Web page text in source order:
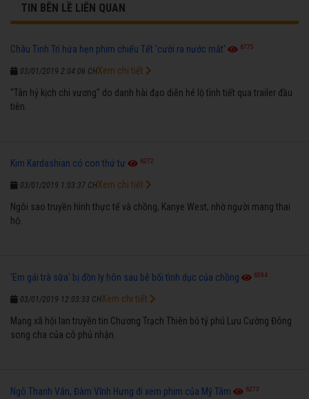
TIN BÊN LỀ LIÊN QUAN
Châu Tinh Trì hứa hẹn phim chiếu Tết 'cười ra nước mắt' 6775
03/01/2019 2:04:06 CH
"Tân hỷ kịch chi vương" do danh hài đạo diễn hé lộ tình tiết qua trailer đầu
tiên.
Xem chi tiết
Kim Kardashian có con thứ tư 6272
03/01/2019 1:03:37 CH
Ngôi sao truyền hình thực tế và chồng, Kanye West, nhờ người mang thai
hộ.
Xem chi tiết
'Em gái trà sữa' bị đồn ly hôn sau bê bối tình dục của chồng 6594
03/01/2019 12:03:33 CH
Mạng xã hội lan truyền tin Chương Trạch Thiên bỏ tỷ phú Lưu Cường Đông
song cha của cô phủ nhận.
Xem chi tiết
Ngô Thanh Vân, Đàm Vĩnh Hưng đi xem phim của Mỹ Tâm 6273